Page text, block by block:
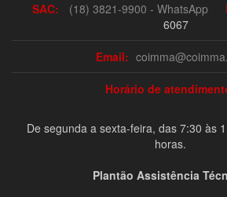
SAC: (18) 3821-9900 - WhatsApp
6067
Email:
Horário de
De segunda a sexta-feira, das 7:30 às
horas.
Plantão Assistência